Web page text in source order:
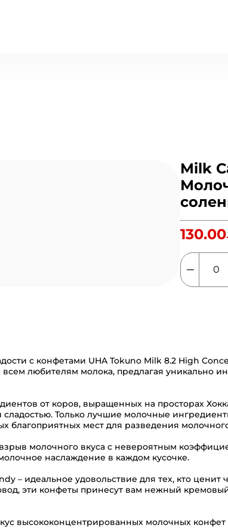
Milk
0
с конфетами UHA Tokuno Milk 8.2 High
любителям молока, предлагая уникально
от коров, выращенных на просторах
Только лучшие молочные
благоприятных мест для разведения
молочного вкуса с невероятным
наслаждение в каждом кусочке.
– идеальное удовольствие для тех, кто ценит
эти конфеты принесут вам нежный кремовый
высококонцентрированных молочных конфет